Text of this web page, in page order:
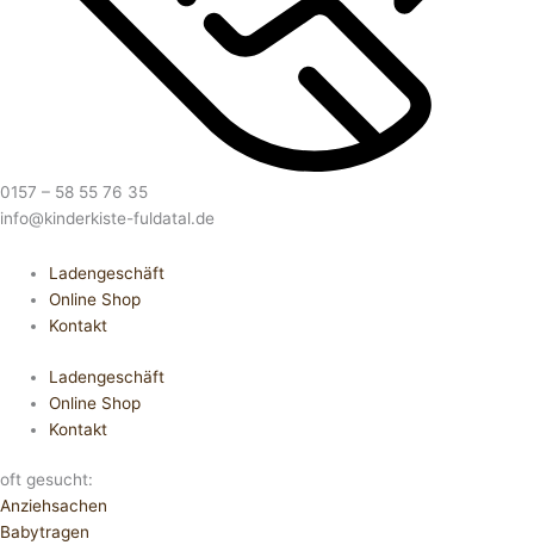
0157 – 58 55 76 35
info@kinderkiste-fuldatal.de
Ladengeschäft
Online Shop
Kontakt
Ladengeschäft
Online Shop
Kontakt
oft gesucht:
Anziehsachen
Babytragen